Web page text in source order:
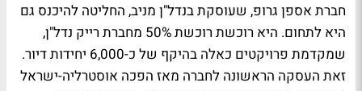
חברת אספן גרופ, שעוסקת בנדל"ן מניב, החליטה להיכנס גם
היא לתחום. היא רוכשת רוכשת 50% מחברת רייק נדל"ן,
שמקדמת פרויקטים כאלה בהיקף של כ-6,000 יחידות דיור.
זאת העסקה הראשונה לחברה מאז הפכה אוסטרליה-ישראל